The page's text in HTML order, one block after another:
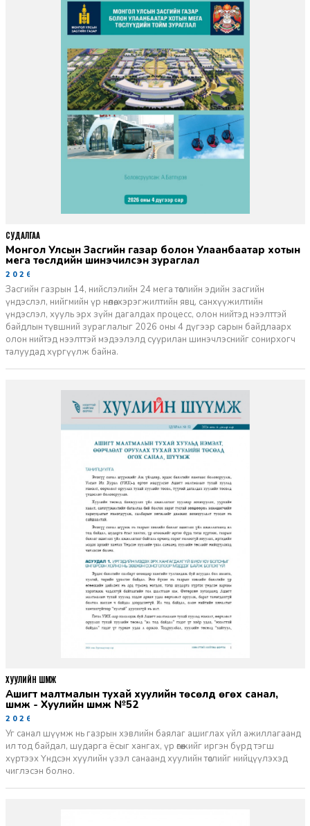
Монгол Улсын Засгийн газар болон Улаанбаатар хотын
мега төслүүдийн шинэчилсэн зураглал
2026-06-29
Засгийн газрын 14, нийслэлийн 24 мега төслийн эдийн засгийн
үндэслэл, нийгмийн үр нөлөө, хэрэгжилтийн явц, санхүүжилтийн
үндэслэл, хууль эрх зүйн дагалдах процесс, олон нийтэд нээлттэй
байдлын түвшний зураглалыг 2026 оны 4 дүгээр сарын байдлаарх
олон нийтэд нээлттэй мэдээлэлд суурилан шинэчлэснийг сонирхогч
талуудад хүргүүлж байна.
СУДАЛГАА
Ашигт малтмалын тухай хуулийн төсөлд өгөх санал,
шүүмж - Хуулийн шүүмж №52
2026-06-29
Уг санал шүүмж нь газрын хэвлийн баялаг ашиглах үйл ажиллагаанд
ил тод байдал, шударга ёсыг хангах, үр өгөөжийг иргэн бүрд тэгш
хүртээх Үндсэн хуулийн үзэл санаанд хуулийн төслийг нийцүүлэхэд
чиглэсэн болно.
ХУУЛИЙН ШҮҮМЖ